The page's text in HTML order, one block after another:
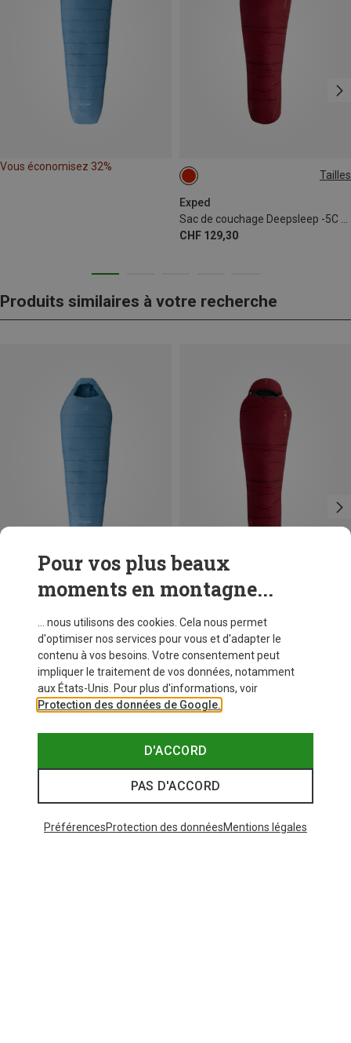
Vous économisez 32%
Tailles
Exped
CHF 129,30
MAX. 195CM
MAX. 180CM | LEFT
MAX. 180CM | LEFT
MAX. 195CM | LEFT
Produits similaires à votre recherche
Vous économisez 32%
Exped
CHF 129,30
MAX. 195CM
MAX. 180CM | LEFT
MAX. 180CM | LEFT
MAX. 195CM | LEFT
Pour vos plus beaux
moments en montagne...
... nous utilisons des cookies. Cela nous permet
d'optimiser nos services pour vous et d'adapter le
contenu à vos besoins. Votre consentement peut
impliquer le traitement de vos données, notamment
aux États-Unis. Pour plus d'informations, voir
Protection des données de Google.
D'ACCORD
PAS D'ACCORD
PréférencesProtection des donnéesMentions légales